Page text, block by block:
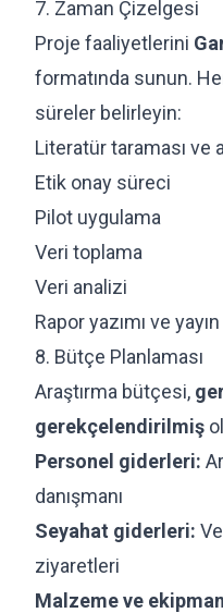
7. Zaman Çizelgesi
Proje faaliyetlerini
formatında sunun.
süreler belirleyin:
Literatür taraması ve
Etik onay süreci
Pilot uygulama
Veri toplama
Veri analizi
Rapor yazımı ve yayın
8. Bütçe Planlaması
Araştırma bütçesi,
gerekçelendirilmiş
Personel giderleri:
danışmanı
Seyahat giderleri:
ziyaretleri
Malzeme ve